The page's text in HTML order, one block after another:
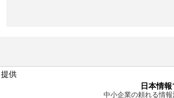
提供
日本情報
中小企業の頼れる情